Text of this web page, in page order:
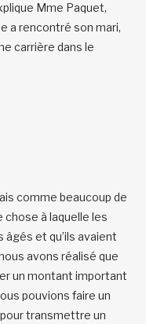
Mme Paquet,
a rencontré son mari,
carrière dans le
comme beaucoup de
chose à laquelle les
âgés et qu’ils avaient
avons réalisé que
un montant important
pouvions faire un
transmettre un